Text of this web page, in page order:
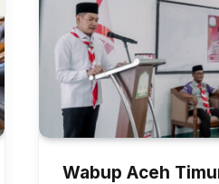
Wabup Aceh